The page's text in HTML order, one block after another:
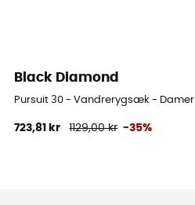
Black Diamond
Pursuit 30 - Vandrerygsæk - Damer
723,81 kr 1129,00 kr -35%